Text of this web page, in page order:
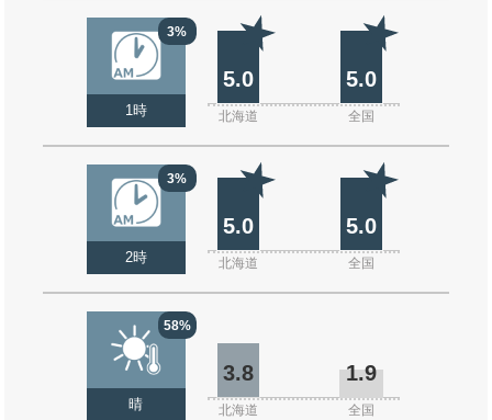
3%
1時
5.0 5.0
北海道 全国
3%
2時
5.0 5.0
北海道 全国
58%
晴
3.8 1.9
北海道 全国